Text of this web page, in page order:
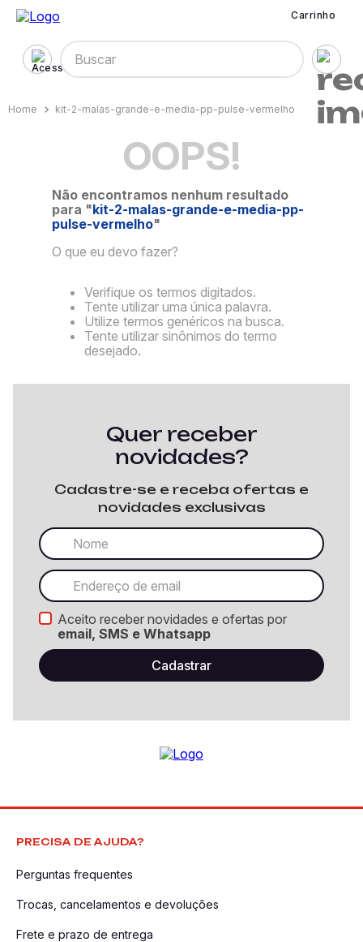
Carrinho
Buscar
kit-2-malas-grande-e-media-pp-pulse-vermelho
OOPS!
Não encontramos nenhum resultado
para "kit-2-malas-grande-e-media-pp-
pulse-vermelho"
O que eu devo fazer?
Verifique os termos digitados.
Tente utilizar uma única palavra.
Utilize termos genéricos na busca.
Tente utilizar sinônimos do termo
desejado.
Quer receber
novidades?
Cadastre-se e receba ofertas e
novidades exclusivas
Aceito receber novidades e ofertas por
email, SMS e Whatsapp
PRECISA DE AJUDA?
Perguntas frequentes
Trocas, cancelamentos e devoluções
Frete e prazo de entrega